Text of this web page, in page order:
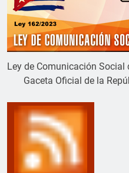
Ley de Comunicación Social
Gaceta Oficial de la